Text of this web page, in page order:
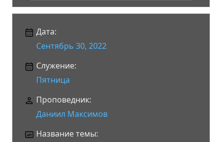
Дата:
Сентябрь 30, 2022
Служение:
Пятница
Проповедник:
Даниил Максимов
Название темы: